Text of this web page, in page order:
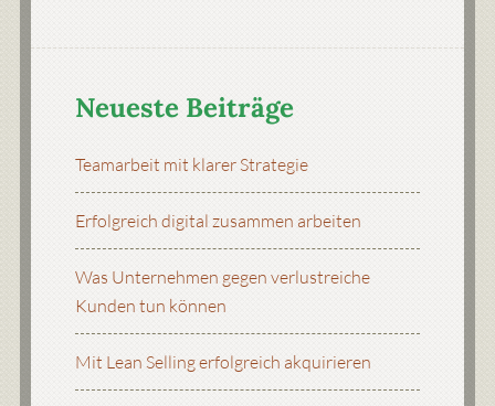
Neueste Beiträge
Teamarbeit mit klarer Strategie
Erfolgreich digital zusammen arbeiten
Was Unternehmen gegen verlustreiche
Kunden tun können
Mit Lean Selling erfolgreich akquirieren